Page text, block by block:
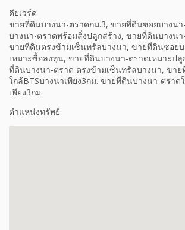
คียเวร์ด
ขายที่ดินบางนา-ตราดกม.3, ขายที่ดินซอยบางน
บางนา-ตราดพร้อมสิ่งปลูกสร้าง, ขายที่ดินบางนา
ขายที่ดินตรงข้ามเซ็นทรัลบางนา, ขายที่ดินซอย
เหมาะซื้อลงทุน, ขายที่ดินบางนา-ตราดเหมาะป
ที่ดินบางนา-ตราด ตรงข้ามเซ็นทรัลบางนา, ขา
ใกล้BTSบางนาเพียง3กม. ขายที่ดินบางนา-ตราด
เพียง3กม.
ตำแหน่งทรัพย์